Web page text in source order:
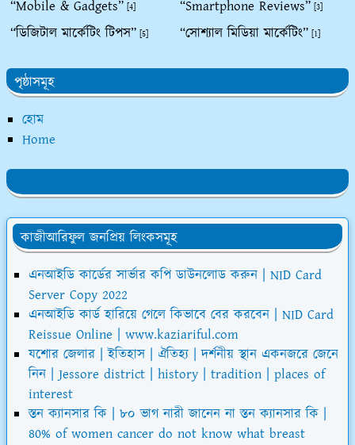
“Mobile & Gadgets” [4] “Smartphone Reviews” [3]
“ডিজিটাল মার্কেটিং টিপস” [5] “সোশ্যাল মিডিয়া মার্কেটিং” [1]
পৃষ্ঠাসমূহ
হোম
Home
কাজীআরিফুল জনপ্রিয় লিংকসমূহ
এনআইডি কার্ডের সার্ভার কপি ডাউনলোড করুন | NID Card
Server Copy 2022
এনআইডি কার্ড হারিয়ে গেলে কিভাবে বের করবেন | NID Card
Reissue Online | www.kaziariful.com
যশোর জেলার | ইতিহাস | ঐতিহ্য | দর্শনীয় স্থান একনজরে জেনে
নিন | Jessore district | history | tradition | places of
interest
স্তন ক্যানসার কি | ৮০ ভাগ নারী জানেন না স্তন ক্যানসার কি |
80% of women cancer do not know what breast